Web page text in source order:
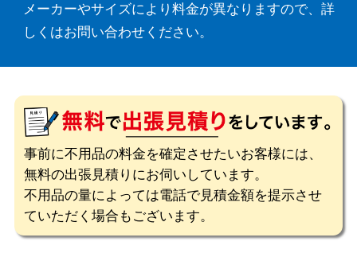
メーカーやサイズにより料金が異なりますので、詳
しくはお問い合わせください。
事前に不用品の料金を確定させたいお客様には、
無料の出張見積りにお伺いしています。
不用品の量によっては電話で見積金額を提示させ
ていただく場合もございます。